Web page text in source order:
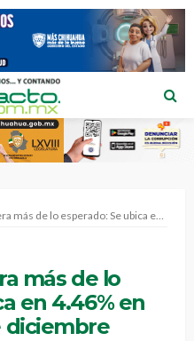
Se ubica en 4.46% en primera mitad de diciembre
más de lo
en 4.46% en
diciembre